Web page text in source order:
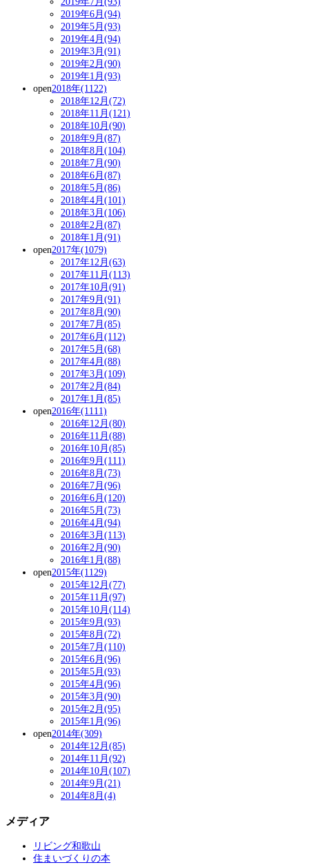
2019年6月(94)
2019年5月(93)
2019年4月(94)
2019年3月(91)
2019年2月(90)
2019年1月(93)
open2018年(1122)
2018年12月(72)
2018年11月(121)
2018年10月(90)
2018年9月(87)
2018年8月(104)
2018年7月(90)
2018年6月(87)
2018年5月(86)
2018年4月(101)
2018年3月(106)
2018年2月(87)
2018年1月(91)
open2017年(1079)
2017年12月(63)
2017年11月(113)
2017年10月(91)
2017年9月(91)
2017年8月(90)
2017年7月(85)
2017年6月(112)
2017年5月(68)
2017年4月(88)
2017年3月(109)
2017年2月(84)
2017年1月(85)
open2016年(1111)
2016年12月(80)
2016年11月(88)
2016年10月(85)
2016年9月(111)
2016年8月(73)
2016年7月(96)
2016年6月(120)
2016年5月(73)
2016年4月(94)
2016年3月(113)
2016年2月(90)
2016年1月(88)
open2015年(1129)
2015年12月(77)
2015年11月(97)
2015年10月(114)
2015年9月(93)
2015年8月(72)
2015年7月(110)
2015年6月(96)
2015年5月(93)
2015年4月(96)
2015年3月(90)
2015年2月(95)
2015年1月(96)
open2014年(309)
2014年12月(85)
2014年11月(92)
2014年10月(107)
2014年9月(21)
2014年8月(4)
メディア
リビング和歌山
住まいづくりの本